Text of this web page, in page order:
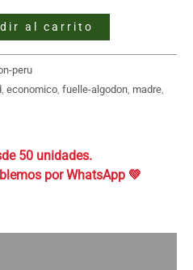
al carrito
peru
economico fuelle-algodon madre
50 unidades.